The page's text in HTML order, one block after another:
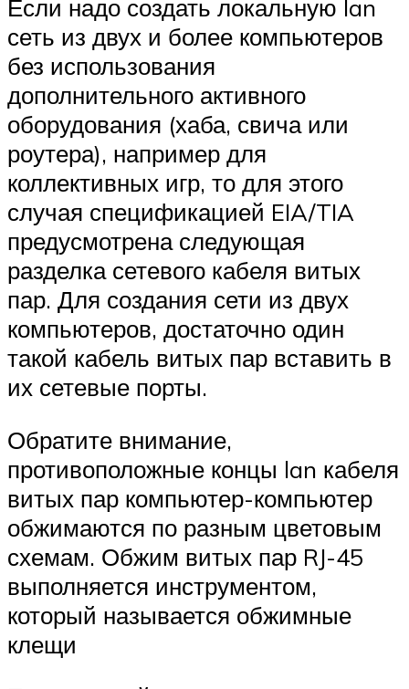
Если надо создать локальную lan
сеть из двух и более компьютеров
без использования
дополнительного активного
оборудования (хаба, свича или
роутера), например для
коллективных игр, то для этого
случая спецификацией EIA/TIA
предусмотрена следующая
разделка сетевого кабеля витых
пар. Для создания сети из двух
компьютеров, достаточно один
такой кабель витых пар вставить в
их сетевые порты.
Обратите внимание,
противоположные концы lan кабеля
витых пар компьютер-компьютер
обжимаются по разным цветовым
схемам. Обжим витых пар RJ-45
выполняется инструментом,
который называется обжимные
клещи